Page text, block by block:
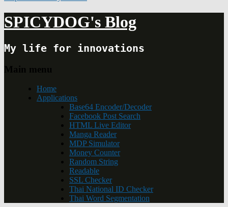
SPICYDOG's Blog
My life for innovations
Main menu
Home
Applications
Base64 Encoder/Decoder
Facebook Post Search
HTML Live Editor
Manga Reader
MDP Simulator
Money Counter
Random String
Readable
SSL Checker
Thai National ID Checker
Thai Word Segmentation